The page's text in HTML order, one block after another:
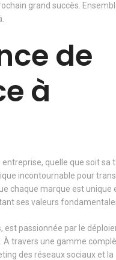
grand succès.
de
à
quelle que soit sa
incontournable pour
chaque marque est unique
ses valeurs
passionnée par le
À travers une gamme
des réseaux sociaux et la